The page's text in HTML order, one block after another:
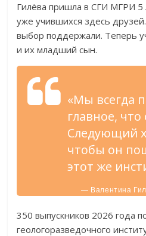
Гилёва пришла в СГИ МГРИ 5
уже учившихся здесь
выбор поддержали. Теперь
и их младший сын.
«Мы всегда
главное,
Следующий
чтобы он
этот же
— Валентина
350 выпускников 2026 года
геологоразведочного